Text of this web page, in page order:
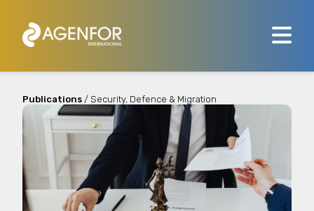
Publications / Security, Defence & Migration